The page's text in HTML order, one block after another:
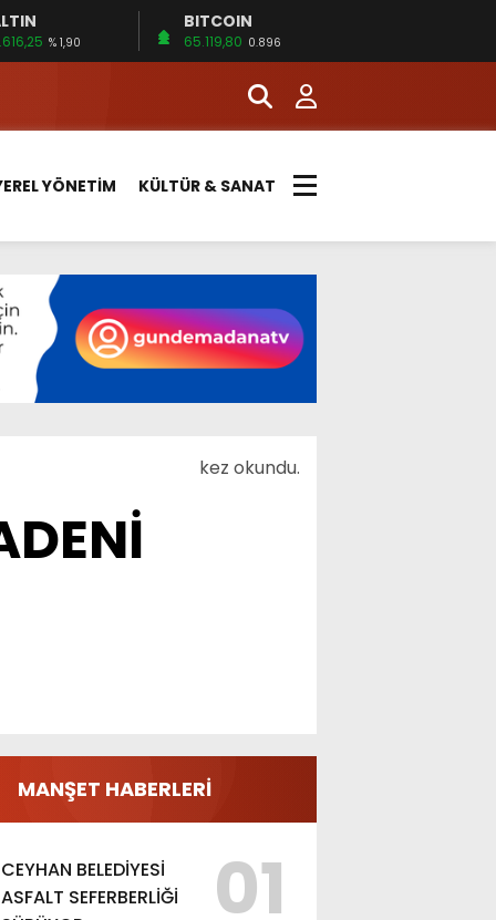
% 1,90
BITCOIN
65.119,80 0.896
YÖNETİM KÜLTÜR & SANAT
kez okundu.
MANŞET HABERLERİ
CEYHAN BELEDİYESİ
ASFALT SEFERBERLİĞİ
01